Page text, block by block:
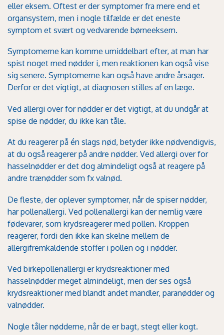
eller eksem. Oftest er der symptomer fra mere end et
organsystem, men i nogle tilfælde er det eneste
symptom et svært og vedvarende børneeksem.
Symptomerne kan komme umiddelbart efter, at man har
spist noget med nødder i, men reaktionen kan også vise
sig senere. Symptomerne kan også have andre årsager.
Derfor er det vigtigt, at diagnosen stilles af en læge.
Ved allergi over for nødder er det vigtigt, at du undgår at
spise de nødder, du ikke kan tåle.
At du reagerer på én slags nød, betyder ikke nødvendigvis,
at du også reagerer på andre nødder. Ved allergi over for
hasselnødder er det dog almindeligt også at reagere på
andre trænødder som fx valnød.
De fleste, der oplever symptomer, når de spiser nødder,
har pollenallergi. Ved pollenallergi kan der nemlig være
fødevarer, som krydsreagerer med pollen. Kroppen
reagerer, fordi den ikke kan skelne mellem de
allergifremkaldende stoffer i pollen og i nødder.
Ved birkepollenallergi er krydsreaktioner med
hasselnødder meget almindeligt, men der ses også
krydsreaktioner med blandt andet mandler, paranødder og
valnødder.
Nogle tåler nødderne, når de er bagt, stegt eller kogt.